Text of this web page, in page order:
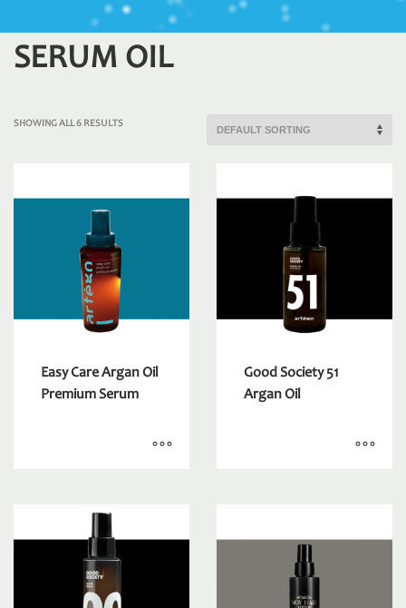
SERUM OIL
SHOWING ALL 6 RESULTS
Easy Care Argan Oil
Premium Serum
Good Society 51
Argan Oil